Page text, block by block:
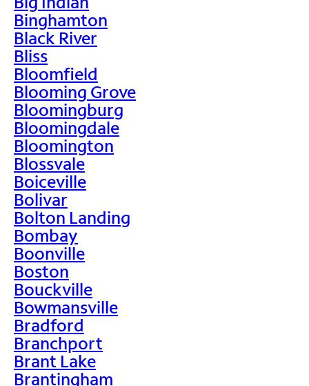
Binghamton
Black River
Bliss
Bloomfield
Blooming Grove
Bloomingburg
Bloomingdale
Bloomington
Blossvale
Boiceville
Bolivar
Bolton Landing
Bombay
Boonville
Boston
Bouckville
Bowmansville
Bradford
Branchport
Brant Lake
Brantingham